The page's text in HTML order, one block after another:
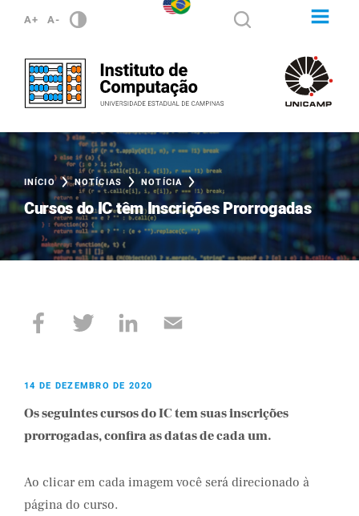
A+ A-
INÍCIO NOTÍCIAS NOTÍCIA
Cursos do IC têm Inscrições Prorrogadas
14 DE DEZEMBRO DE 2020
Os seguintes cursos do IC tem suas inscrições
prorrogadas, confira as datas de cada um.
Ao clicar em cada imagem você será direcionado à
página do curso.